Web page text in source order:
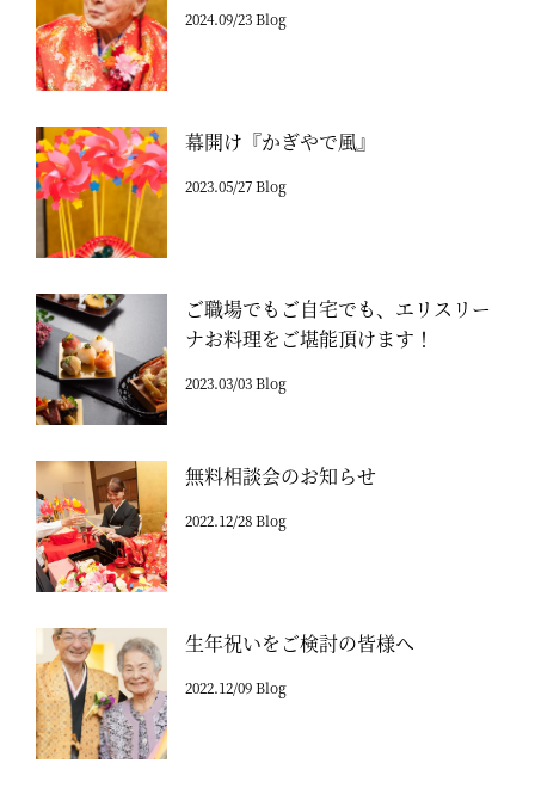
2024.09/23 Blog
幕開け『かぎやで風』
2023.05/27 Blog
ご職場でもご自宅でも、エリスリー
ナお料理をご堪能頂けます！
2023.03/03 Blog
無料相談会のお知らせ
2022.12/28 Blog
生年祝いをご検討の皆様へ
2022.12/09 Blog